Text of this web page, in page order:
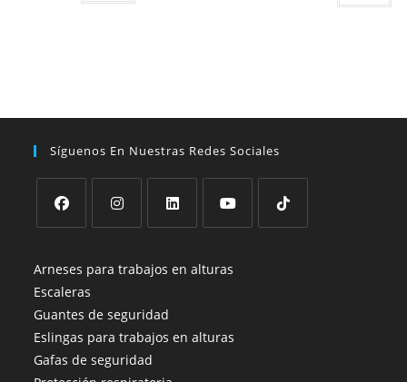
Síguenos En Nuestras Redes Sociales
abre
en
una
nueva
pestaña
abre
una
nueva
pestaña
abre
una
nueva
pestaña
abre
nueva
Arneses para trabajos en alturas
Escaleras
Guantes de seguridad
Eslingas para trabajos en alturas
Gafas de seguridad